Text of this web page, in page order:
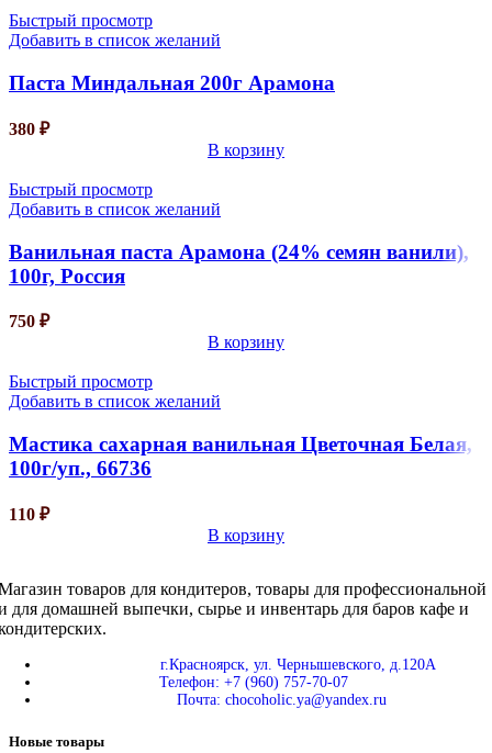
Быстрый просмотр
Добавить в список желаний
Паста Миндальная 200г Арамона
380 ₽
В корзину
Быстрый просмотр
Добавить в список желаний
Ванильная паста Арамона (24% семян ванили),
100г, Россия
750 ₽
В корзину
Быстрый просмотр
Добавить в список желаний
Мастика сахарная ванильная Цветочная Белая,
100г/уп., 66736
110 ₽
В корзину
товаров для кондитеров, товары для профессиональной
для домашней выпечки, сырье и инвентарь для баров кафе и
г.Красноярск, ул. Чернышевского, д.120А
Телефон: +7 (960) 757-70-07
Почта: chocoholic.ya@yandex.ru
Новые товары